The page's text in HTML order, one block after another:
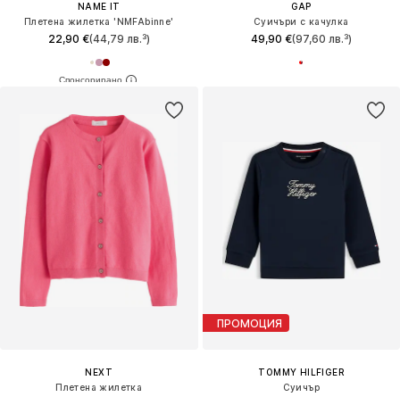
NAME IT
Плетена жилетка 'NMFAbinne'
22,90 €(44,79 лв.³)
GAP
Суичъри с качулка
49,90 €(97,60 лв.³)
NEXT
Плетена жилетка
ПРОМОЦИЯ
TOMMY HILFIGER
Суичър